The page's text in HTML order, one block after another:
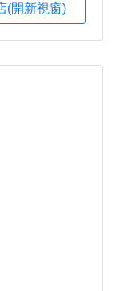
(開新視窗)